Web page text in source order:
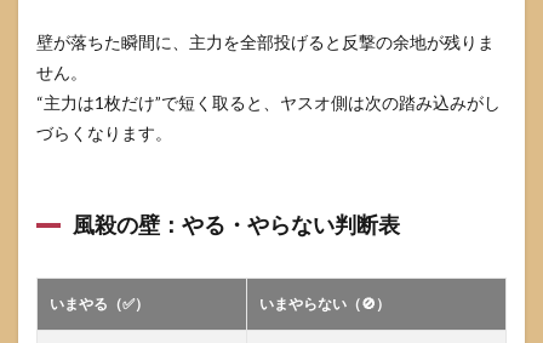
壁が落ちた瞬間に、主力を全部投げると反撃の余地が残りま
せん。
“主力は1枚だけ”で短く取ると、ヤスオ側は次の踏み込みがし
づらくなります。
風殺の壁：やる・やらない判断表
いまやる（✅） いまやらない（🚫）